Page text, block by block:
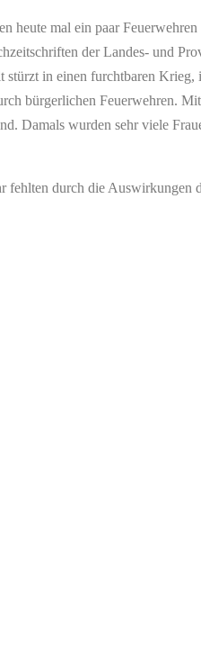
heute mal ein paar
der Landes- und
in einen furchtbaren Krieg,
bürgerlichen Feuerwehren.
Damals wurden sehr viele
fehlten durch die Auswirkungen